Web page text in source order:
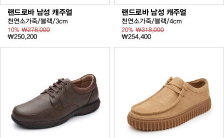
랜드로바 남성 캐주얼
천연소가죽/블랙/3cm
10% ₩278,000
₩250,200
랜드로바 남성 캐주얼
천연소가죽/블랙/4cm
20%₩318,000
₩254,400